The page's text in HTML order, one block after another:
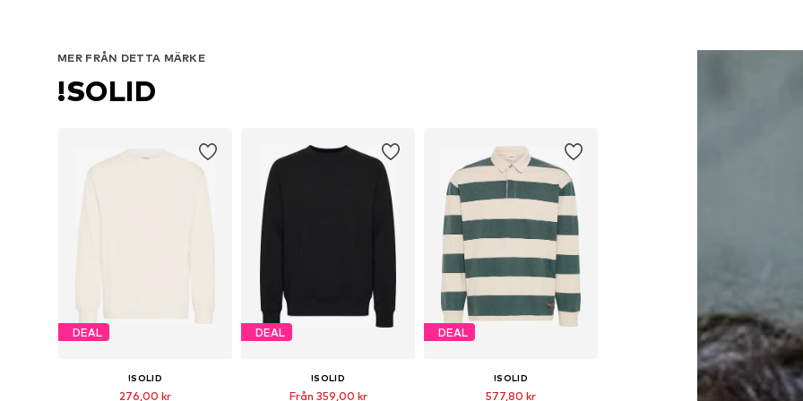
MER FRÅN DETTA MÄRKE
!SOLID
DEAL
!SOLID
276,00 kr
DEAL
!SOLID
Från 359,00 kr
DEAL
!SOLID
577,80 kr